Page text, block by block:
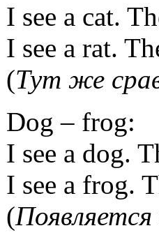
I see a cat.
I see a rat.
(Тут же
Dog – frog:
I see a dog.
I see a frog.
(Появляется